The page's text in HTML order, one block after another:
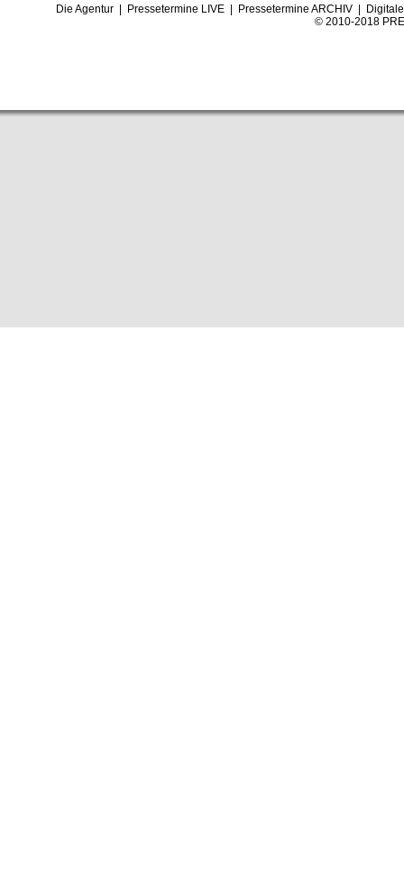
Die Agentur| Pressetermine LIVE| Pressetermine ARCHIV|
© 2010-2018